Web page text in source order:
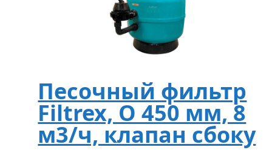
Песочный фильтр
Filtrex, O 450 мм, 8
м3/ч, клапан сбоку